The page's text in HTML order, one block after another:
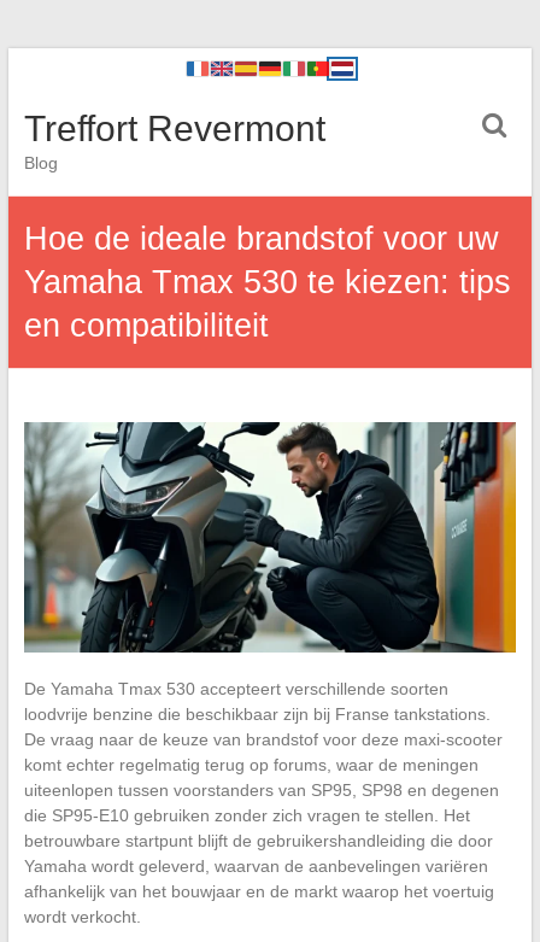
Treffort Revermont
Blog
Hoe de ideale brandstof voor uw
Yamaha Tmax 530 te kiezen: tips
en compatibiliteit
De Yamaha Tmax 530 accepteert verschillende soorten
loodvrije benzine die beschikbaar zijn bij Franse tankstations.
De vraag naar de keuze van brandstof voor deze maxi-scooter
komt echter regelmatig terug op forums, waar de meningen
uiteenlopen tussen voorstanders van SP95, SP98 en degenen
die SP95-E10 gebruiken zonder zich vragen te stellen. Het
betrouwbare startpunt blijft de gebruikershandleiding die door
Yamaha wordt geleverd, waarvan de aanbevelingen variëren
afhankelijk van het bouwjaar en de markt waarop het voertuig
wordt verkocht.